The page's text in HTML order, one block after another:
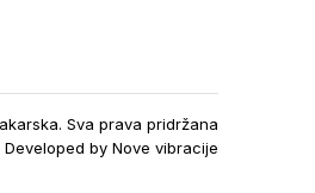
Sva prava pridržana
Developed byNove vibracije